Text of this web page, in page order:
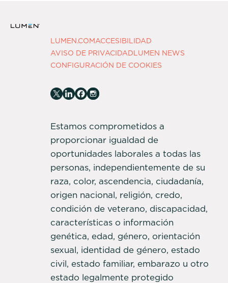
LUMEN.COMACCESIBILIDAD
AVISO DE PRIVACIDADLUMEN NEWS
CONFIGURACIÓN DE COOKIES
Estamos comprometidos a
proporcionar igualdad de
oportunidades laborales a todas las
personas, independientemente de su
raza, color, ascendencia, ciudadanía,
origen nacional, religión, credo,
condición de veterano, discapacidad,
características o información
genética, edad, género, orientación
sexual, identidad de género, estado
civil, estado familiar, embarazo u otro
estado legalmente protegido